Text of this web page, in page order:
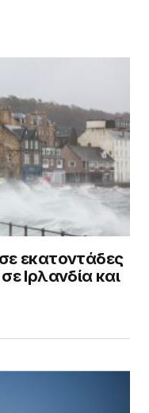
εκατοντάδες
Ιρλανδία και